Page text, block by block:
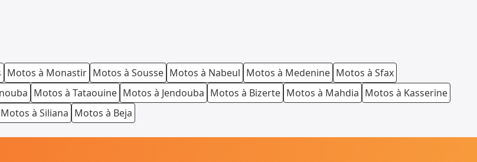
Motos à Monastir Motos à Sousse Motos à Nabeul Motos à Medenine Motos à Sfax
Motos à Tataouine Motos à Jendouba Motos à Bizerte Motos à Mahdia Motos à Kasserine
Motos à Siliana Motos à Beja